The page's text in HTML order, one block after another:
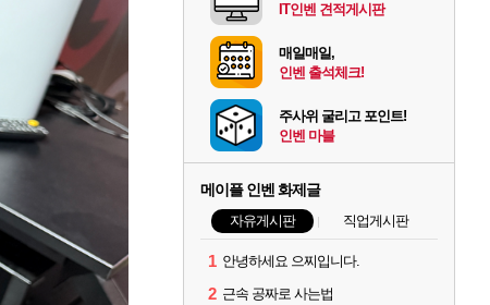
IT인벤 견적게시판
매일매일,
인벤 출석체크!
주사위 굴리고 포인트!
인벤 마블
메이플 인벤 화제글
자유게시판 직업게시판
1 안녕하세요 으찌입니다.
2 근속 공짜로 사는법